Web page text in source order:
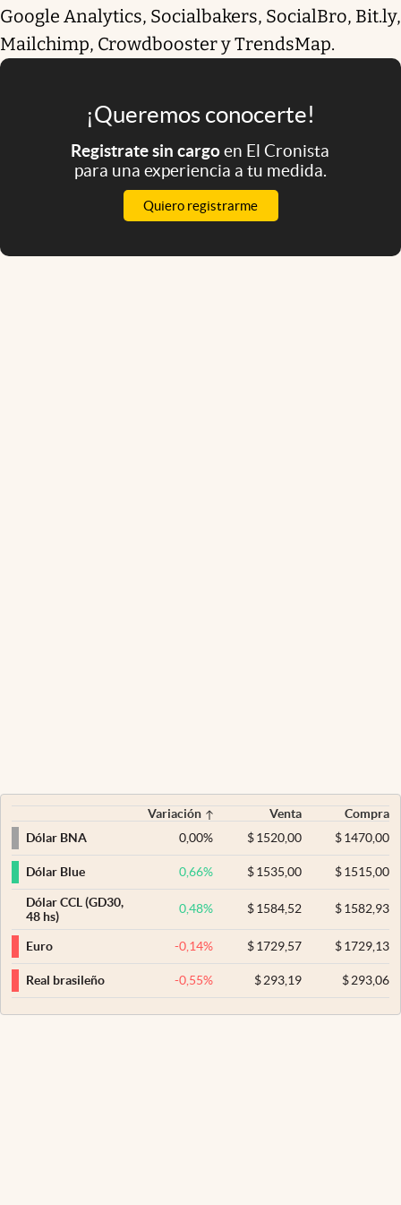
Google Analytics, Socialbakers, SocialBro, Bit.ly,
Mailchimp, Crowdbooster y TrendsMap.
¡Queremos conocerte!
Registrate sin cargoen El Cronista
para una experiencia a tu medida.
Quiero registrarme
Variación Venta
Compra
Dólar BNA
0,00% $ 1520,00 $1470,00
Dólar Blue 0,66% $ 1535,00 $1515,00
Dólar CCL (GD30,
48 hs)
0,48% $ 1584,52 $1582,93
Euro -0,14% $ 1729,57 $1729,13
Real brasileño -0,55% $ 293,19 $293,06